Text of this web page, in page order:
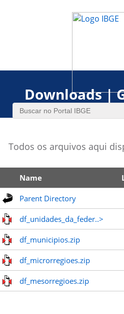
Downloads |
Todos os arquivos aqui
Name
Parent Directory
df_unidades_da_feder..>
df_municipios.zip
df_microrregioes.zip
df_mesorregioes.zip